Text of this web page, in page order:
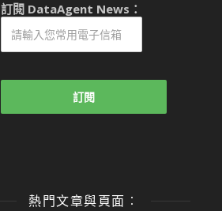
訂閱 DataAgent News：
熱門文章與頁面︰